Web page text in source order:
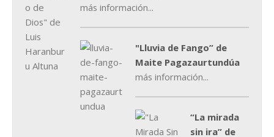
más información...
"Lluvia de Fango” de
Maite Pagazaurtundúa
más información...
“La mirada
sin ira” de